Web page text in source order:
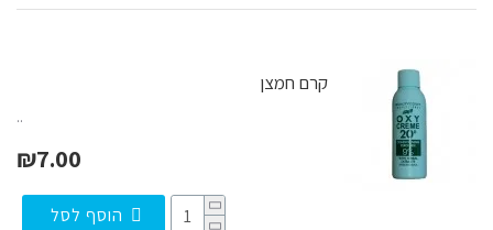
קרם חמצן
..
₪7.00
הוסף לסל